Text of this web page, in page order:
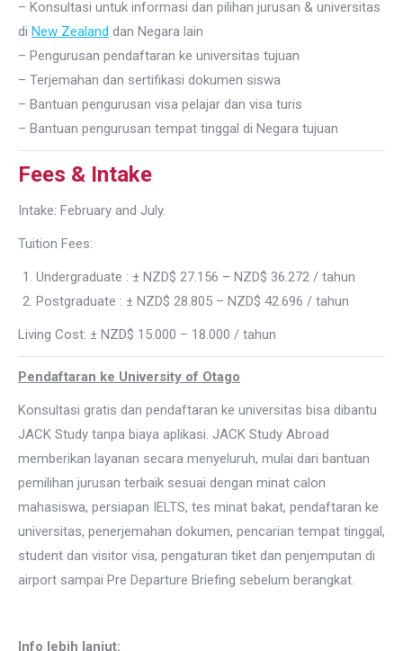
– Konsultasi untuk informasi dan pilihan jurusan & universitas
di New Zealand dan Negara lain
– Pengurusan pendaftaran ke universitas tujuan
– Terjemahan dan sertifikasi dokumen siswa
– Bantuan pengurusan visa pelajar dan visa turis
– Bantuan pengurusan tempat tinggal di Negara tujuan
Fees & Intake
Intake: February and July.
Tuition Fees:
Undergraduate : ± NZD$ 27.156 – NZD$ 36.272 / tahun
Postgraduate : ± NZD$ 28.805 – NZD$ 42.696 / tahun
Living Cost: ± NZD$ 15.000 – 18.000 / tahun
Pendaftaran ke University of Otago
Konsultasi gratis dan pendaftaran ke universitas bisa dibantu
JACK Study tanpa biaya aplikasi. JACK Study Abroad
memberikan layanan secara menyeluruh, mulai dari bantuan
pemilihan jurusan terbaik sesuai dengan minat calon
mahasiswa, persiapan IELTS, tes minat bakat, pendaftaran ke
universitas, penerjemahan dokumen, pencarian tempat tinggal,
student dan visitor visa, pengaturan tiket dan penjemputan di
airport sampai Pre Departure Briefing sebelum berangkat.
Info lebih lanjut: